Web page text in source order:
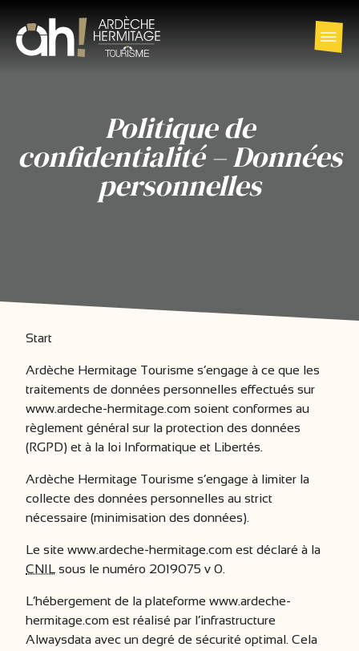
Politique de
confidentialité – Données
personnelles
Start
Ardèche Hermitage Tourisme s’engage à ce que les
traitements de données personnelles effectués sur
www.ardeche-hermitage.com soient conformes au
règlement général sur la protection des données
(RGPD) et à la loi Informatique et Libertés.
Ardèche Hermitage Tourisme s’engage à limiter la
collecte des données personnelles au strict
nécessaire (minimisation des données).
Le site www.ardeche-hermitage.com est déclaré à la
CNIL sous le numéro 2019075 v 0.
L’hébergement de la plateforme www.ardeche-
hermitage.com est réalisé par l’infrastructure
Alwaysdata avec un degré de sécurité optimal. Cela